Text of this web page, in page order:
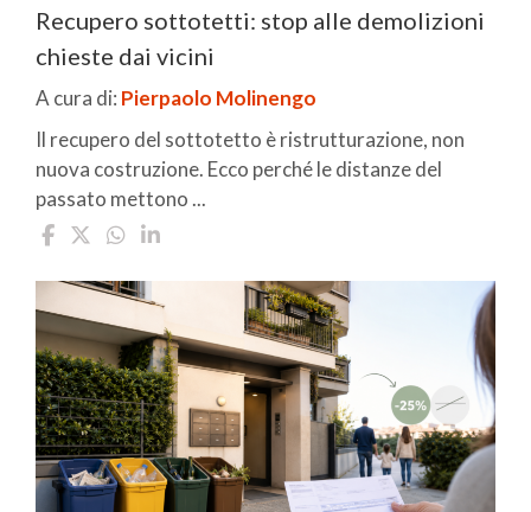
Recupero sottotetti: stop alle demolizioni
chieste dai vicini
A cura di: Pierpaolo Molinengo
Il recupero del sottotetto è ristrutturazione, non
nuova costruzione. Ecco perché le distanze del
passato mettono ...